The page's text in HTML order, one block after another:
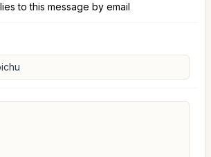
to this message by email